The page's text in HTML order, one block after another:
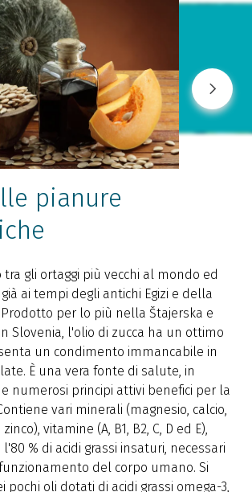
pianure
tra gli ortaggi più vecchi al mondo ed
ai tempi degli antichi Egizi e della
per lo più nella Štajerska e
Slovenia, l'olio di zucca ha un ottimo
un condimento immancabile in
È una vera fonte di salute, in
numerosi principi attivi benefici per la
vari minerali (magnesio, calcio,
vitamine (A, B1, B2, C, D ed E),
% di acidi grassi insaturi, necessari
del corpo umano. Si
pochi oli dotati di acidi grassi omega-3,